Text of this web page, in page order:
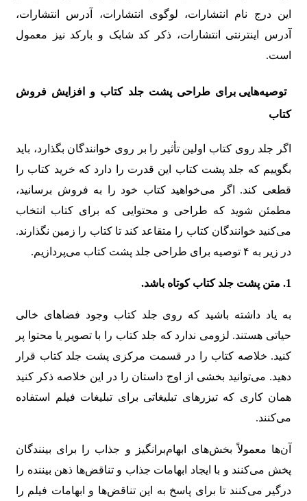
این درج نام انتشارات، لوگوی انتشارات، آدرس انتشارات،
آدرس اینترنتی انتشارات، ذکر کد شابک و بارکد نیز معمول
است.
توصیه‌هایی برای طراحی پشت جلد کتاب و افزایش فروش
کتاب
اگر جلد روی کتاب اولین تأثیر را بر روی خوانندگان بگذارد، باید
بگوییم که جلد پشت کتاب این قدرت را دارد که خرید کتاب را
قطعی کند. اگر می‌خواهید کتاب خود را به فروش برسانید،
مطمئن شوید که طراحی و محتوایی که برای کتاب انتخاب
می‌کنید خوانندگان کتاب را متقاعد کند تا کتاب را زمین نگذارند.
در زیر به ۴ توصیه برای طراحی جلد پشت کتاب می‌پردازیم.
1
. متن پشت جلد کتاب کوتاه باشد.
به یاد داشته باشید که روی جلد کتاب وجود فضاهای خالی
حیاتی هستند. لزومی ندارد که جلد کتاب را با تصویر یا محتوا پر
کنید. خلاصه کتاب را در قسمت مرکزی پشت جلد کتاب قرار
دهید. می‌توانید بخشی از اوج داستان را در این خلاصه ذکر کنید
همان کاری که تیزرهای تبلیغاتی برای تبلیغات فیلم استفاده
می‌کنند.
آن‌ها معمولاً بخش‌های ابهام‌برانگیز و جذاب را برای بینندگان
پخش می‌کنند و با ایجاد ابهامات جذاب و تناقض‌ها ذهن بیننده را
درگیر می‌کنند تا برای پاسخ به این تناقض‌ها و ابهامات فیلم را